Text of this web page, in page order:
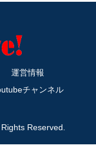
運営情報
チャンネル
Reserved.